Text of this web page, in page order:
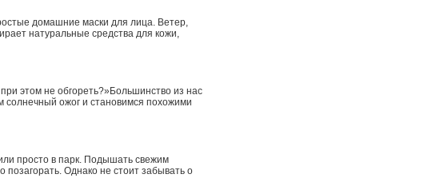
домашние маски для лица. Ветер,
натуральные средства для кожи,
этом не обгореть?»Большинство из нас
солнечный ожог и становимся похожими
просто в парк. Подышать свежим
Однако не стоит забывать о